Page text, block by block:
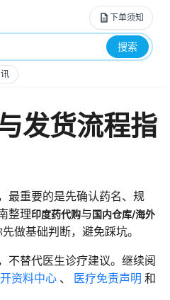
下单须知
搜索
发货流程指
最重要的是先确认药名、规
整理印度药代购与国内仓库/海外
做基础判断，避免踩坑。
不替代医生诊疗建议。继续阅
资料中心 、 医疗免责声明 和